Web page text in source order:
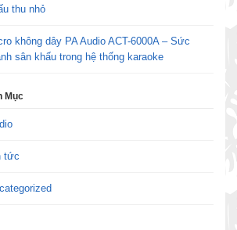
thu nhỏ
không dây PA Audio ACT-6000A – Sức
sân khấu trong hệ thống karaoke
Mục
tức